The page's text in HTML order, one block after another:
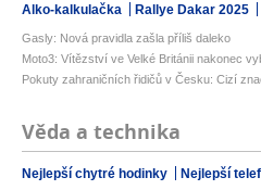
Alko-kalkulačka Rallye Dakar 2025
Gasly: Nová pravidla zašla příliš daleko
Moto3: Vítězství ve Velké Británii nakonec
Pokuty zahraničních řidičů v Česku: Cizí
Věda a technika
Nejlepší chytré hodinky Nejlepší